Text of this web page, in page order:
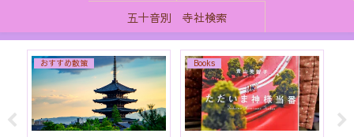
五十音別 寺社検索
おすすめ散策 Books